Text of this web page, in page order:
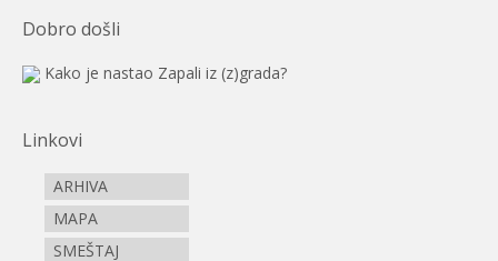
Dobro došli
Kako je nastao Zapali iz (z)grada?
Linkovi
ARHIVA
MAPA
SMEŠTAJ